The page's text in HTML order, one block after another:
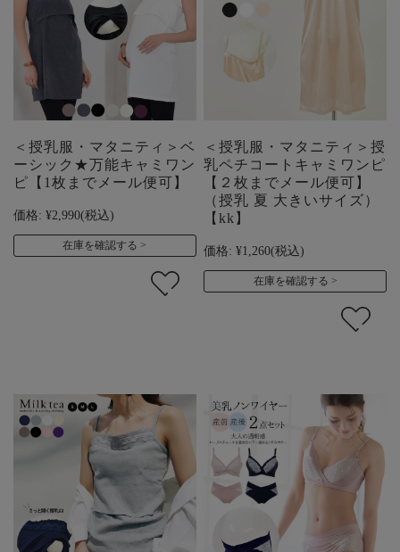
＜授乳服・マタニティ＞ベ
ーシック★万能キャミワン
ピ【1枚までメール便可】
価格: ¥2,990(税込)
在庫を確認する
＜授乳服・マタニティ＞授
乳ペチコートキャミワンピ
【２枚までメール便可】
（授乳 夏 大きいサイズ）
【kk】
価格: ¥1,260(税込)
在庫を確認する